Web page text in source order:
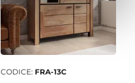
CODICE: FRA-13C